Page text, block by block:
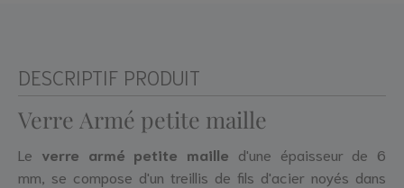
DESCRIPTIF PRODUIT
Verre Armé petite maille
Le verre armé petite maille d'une épaisseur de 6
mm, se compose d'un treillis de fils d'acier noyés dans